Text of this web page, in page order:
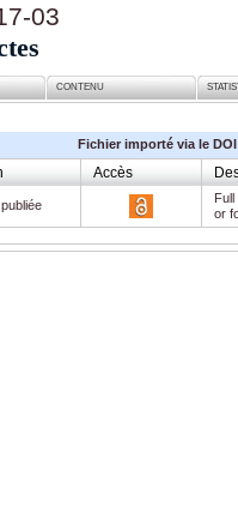
03
CONTENU
Fichier importé via le DOI
Accès
or